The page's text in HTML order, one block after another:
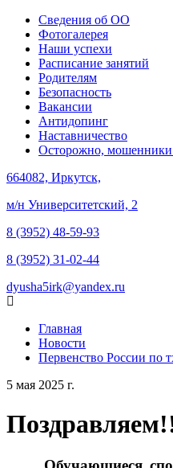
Сведения об ОО
Фотогалерея
Наши успехи
Расписание занятий
Родителям
Безопасность
Вакансии
Антидопинг
Наставничество
Осторожно,
664082, Иркутск,
м/н Университетский, 2
8 (3952) 48-59-93
8 (3952) 31-02-44
dyusha5irk@yandex.ru
Главная
Новости
Первенство России по
5 мая 2025 г.